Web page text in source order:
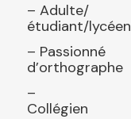
– Adulte/
étudiant/lycéen
– Passionné
d’orthographe
–
Collégien